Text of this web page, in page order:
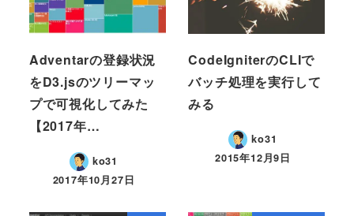
Adventarの登録状況
をD3.jsのツリーマッ
プで可視化してみた
【2017年…
ko31
2017年10月27日
CodeIgniterのCLIで
バッチ処理を実行して
みる
ko31
2015年12月9日